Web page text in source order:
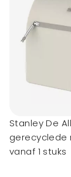
Stanley De
gerecyclede
vanaf 1 stuks